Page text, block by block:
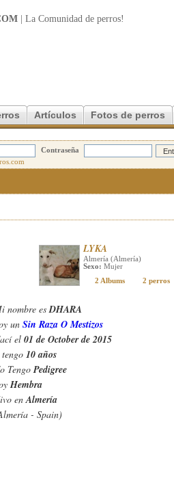
| La Comunidad de perros!
Artículos Fotos de perros
Contraseña
LYKA
Almería (Almería)
Sexo: Mujer
2 Albums
2 perros
nombre esDHARA
un Sin Raza O Mestizos
el 01 de October de 2015
tengo 10 años
TengoPedigree
Hembra
enAlmería
- Spain)